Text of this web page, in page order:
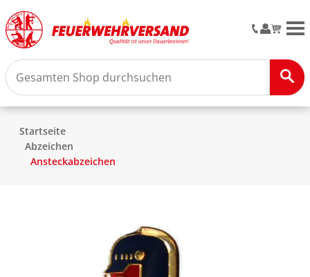
Startseite
Abzeichen
Ansteckabzeichen